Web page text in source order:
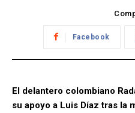
Facebook
El delantero colombiano
su apoyo a Luis Díaz tras la